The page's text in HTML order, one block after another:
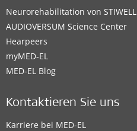
Neurorehabilitation von STIWELL
AUDIOVERSUM Science Center
Hearpeers
myMED‑EL
MED-EL Blog
Kontaktieren Sie uns
Karriere bei MED-EL